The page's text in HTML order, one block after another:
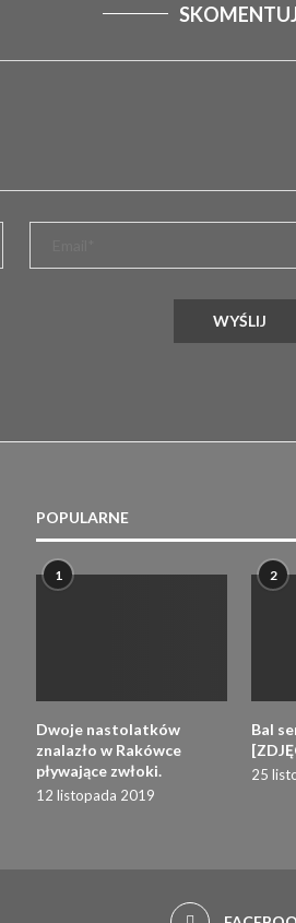
POPULARNE
1
Dwoje nastolatków
znalazło w Rakówce
pływające zwłoki.
12 listopada 2019
2
Bal
25